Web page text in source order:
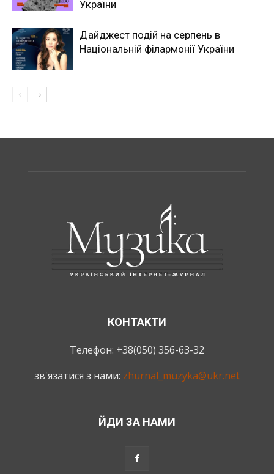
України
Дайджест подій на серпень в
Національній філармонії України
КОНТАКТИ
Телефон: +38(050) 356-63-32
зв'язатися з нами: zhurnal_muzyka@ukr.net
ЙДИ ЗА НАМИ